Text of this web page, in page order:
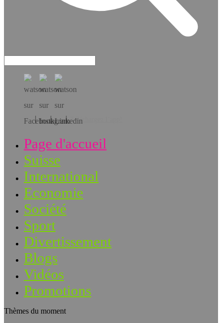
Téléchargez l’app!
Page d'accueil
Suisse
International
Economie
Société
Sport
Divertissement
Blogs
Vidéos
Promotions
Thèmes du moment